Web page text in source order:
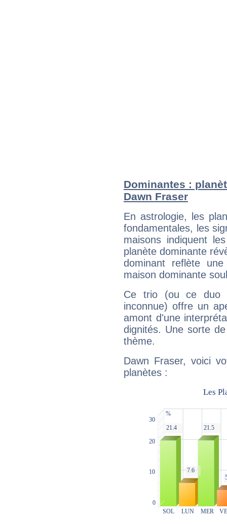
Dominantes :
Dawn Fraser
En astrologie, les
fondamentales, les
maisons indiquent
planète dominante
dominant reflète
maison dominante
Ce trio (ou ce duo
inconnue) offre un
amont d'une
dignités. Une sorte
thème.
Dawn Fraser, voici
planètes :